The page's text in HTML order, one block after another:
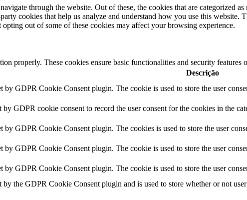
through the website. Out of these, the cookies that are categorized
cookies that help us analyze and understand how you use this
out of some of these cookies may affect your browsing experience.
properly. These cookies ensure basic functionalities and security features
Descrição
by GDPR Cookie Consent plugin. The cookie is used to store the user
by GDPR cookie consent to record the user consent for the cookies in the
by GDPR Cookie Consent plugin. The cookies is used to store the user
by GDPR Cookie Consent plugin. The cookie is used to store the user
by GDPR Cookie Consent plugin. The cookie is used to store the user
by the GDPR Cookie Consent plugin and is used to store whether or not